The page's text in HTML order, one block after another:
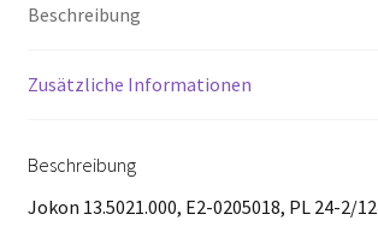
Beschreibung
Zusätzliche Informationen
Beschreibung
Jokon 13.5021.000, E2-0205018, PL 24-2/12